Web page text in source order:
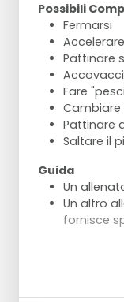
Possibili
Fermarsi
Accelerare
Pattinare
Fare
Cambiare
Pattinare
Saltare il
Guida
Un
Un altro
fornisce